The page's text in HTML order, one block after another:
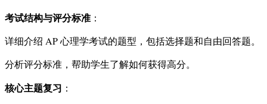
考试结构与评分标准 ：
详细介绍 AP 心理学考试的题型，包括选择题和自由回答题。
分析评分标准，帮助学生了解如何获得高分。
核心主题复习 ：